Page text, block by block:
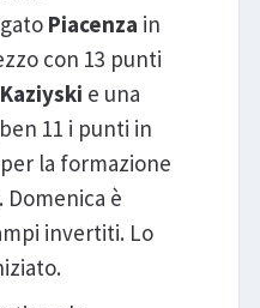
Piacenza in
con 13 punti
Kaziyski e una
11 i punti in
la formazione
Domenica è
invertiti. Lo